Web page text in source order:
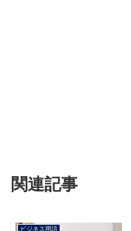
関連記事
ビジネス用語